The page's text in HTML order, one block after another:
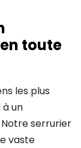
toute
les plus
un
serrurier
vaste